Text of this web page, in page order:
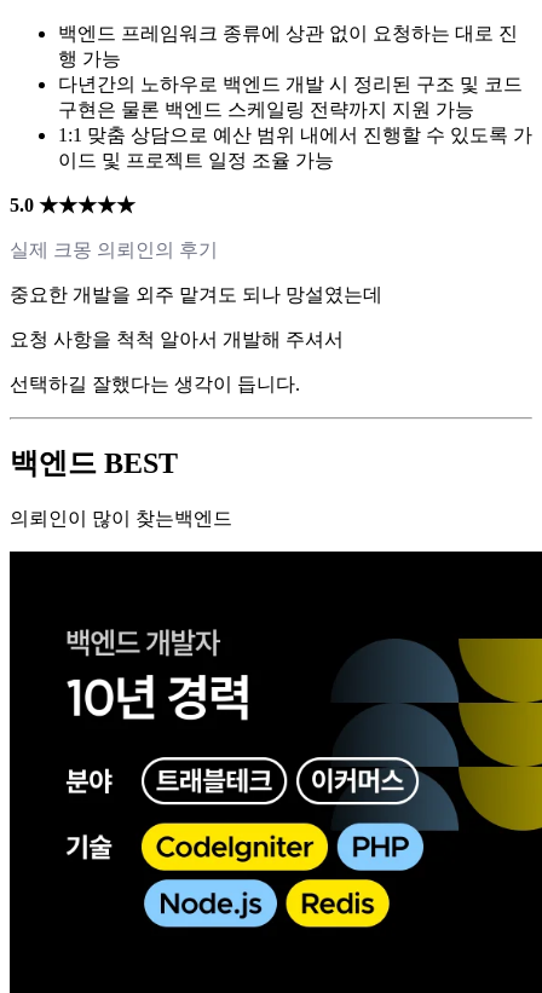
백엔드 프레임워크 종류에 상관 없이 요청하는 대로 진
행 가능
다년간의 노하우로 백엔드 개발 시 정리된 구조 및 코드
구현은 물론 백엔드 스케일링 전략까지 지원 가능
1:1 맞춤 상담으로 예산 범위 내에서 진행할 수 있도록 가
이드 및 프로젝트 일정 조율 가능
5.0 ★★★★★
실제 크몽 의뢰인의 후기
중요한 개발을 외주 맡겨도 되나 망설였는데
요청 사항을 척척 알아서 개발해 주셔서
선택하길 잘했다는 생각이 듭니다.
백엔드 BEST
의뢰인이 많이 찾는백엔드